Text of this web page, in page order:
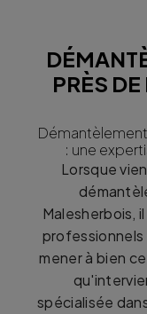
PRÈS
: une
Lorsque
Malesherbois,
mener à bien
spécialisée